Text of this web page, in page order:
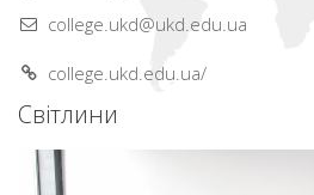
college.ukd@ukd.edu.ua
college.ukd.edu.ua/
Світлини